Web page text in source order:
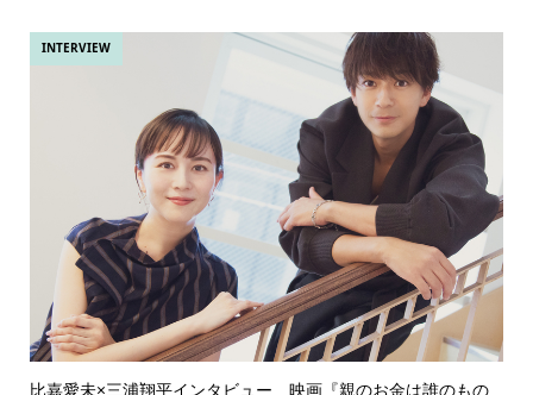
INTERVIEW
比嘉愛未×三浦翔平インタビュー 映画『親のお金は誰のもの